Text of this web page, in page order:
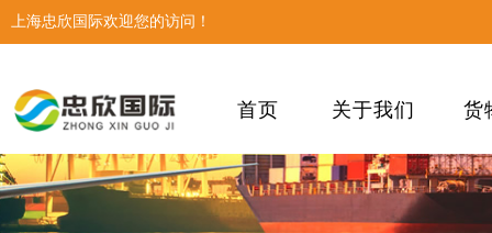
上海忠欣国际欢迎您的访问！
首页 关于我们 货